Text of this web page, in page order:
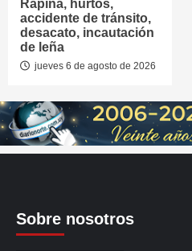
Rapiña, hurtos,
accidente de tránsito,
desacato, incautación
de leña
jueves 6 de agosto de 2026
Sobre nosotros